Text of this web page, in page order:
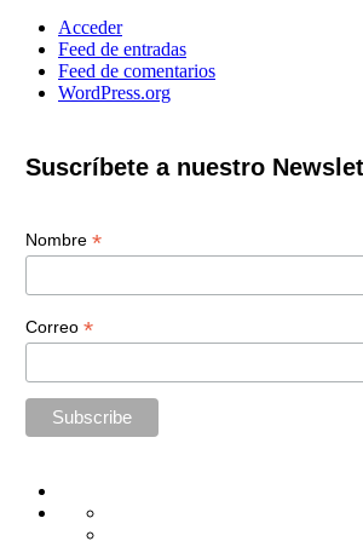
Acceder
Feed de entradas
Feed de comentarios
WordPress.org
Suscríbete a nuestro
Nombre *
Correo *
Administración